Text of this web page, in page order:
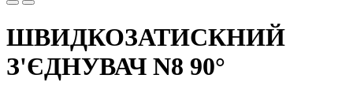
ШВИДКОЗАТИСКНИЙ
З'ЄДНУВАЧ N8 90°